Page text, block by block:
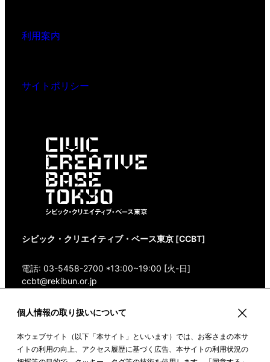
個人情報の取り扱いについて
本ウェブサイト（以下「本サイト」といいます）では、お客さまの本サ
イトの利用の向上、アクセス履歴に基づく広告、本サイトの利用状況の
利用案内
サイトポリシー
シビック・クリエイティブ・ベース東京 [CCBT]
電話: 03-5458-2700 *13:00~19:00 [火-日]
ccbt@rekibun.or.jp
〒150-0001 東京都渋谷区神宮前1-14-4 1/1(ONE)
Google Maps